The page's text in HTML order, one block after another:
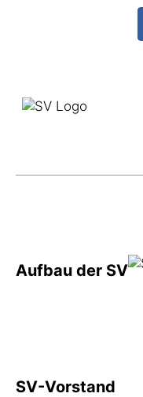
Aufbau der SV
SV-Vorstand